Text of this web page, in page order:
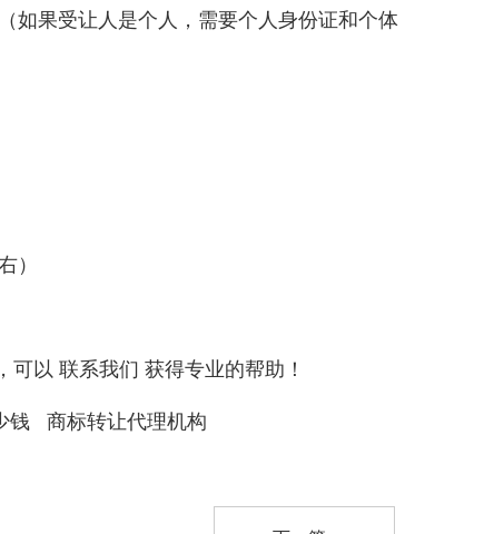
如果受让人是个人，需要个人身份证和个体
）
可以 联系我们 获得专业的帮助！
钱 商标转让代理机构